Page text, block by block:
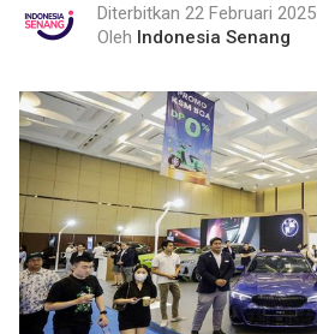
Diterbitkan 22 Februari 2025
Oleh Indonesia Senang